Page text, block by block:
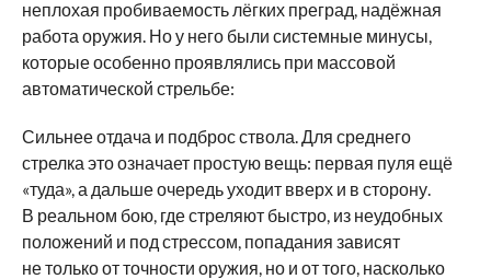
неплохая пробиваемость лёгких преград, надёжная
работа оружия. Но у него были системные минусы,
которые особенно проявлялись при массовой
автоматической стрельбе:
Сильнее отдача и подброс ствола. Для среднего
стрелка это означает простую вещь: первая пуля ещё
«туда», а дальше очередь уходит вверх и в сторону.
В реальном бою, где стреляют быстро, из неудобных
положений и под стрессом, попадания зависят
не только от точности оружия, но и от того, насколько